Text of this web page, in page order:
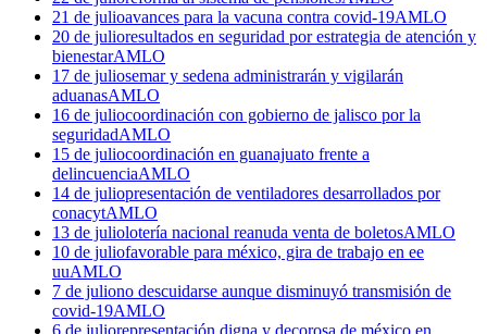
21 de julioavances para la vacuna contra covid-19AMLO
20 de julioresultados en seguridad por estrategia de atención y
bienestarAMLO
17 de juliosemar y sedena administrarán y vigilarán
aduanasAMLO
16 de juliocoordinación con gobierno de jalisco por la
seguridadAMLO
15 de juliocoordinación en guanajuato frente a
delincuenciaAMLO
14 de juliopresentación de ventiladores desarrollados por
conacytAMLO
13 de juliolotería nacional reanuda venta de boletosAMLO
10 de juliofavorable para méxico, gira de trabajo en ee
uuAMLO
7 de juliono descuidarse aunque disminuyó transmisión de
covid-19AMLO